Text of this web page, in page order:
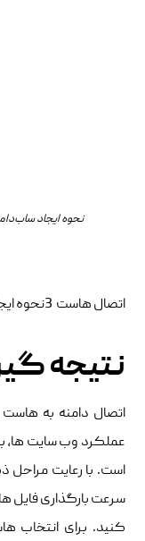
نحوه ایجاد
اتصال هاست 3نحوه ایجاد ساب‌دامنه برای هاست دانلود
نتیجه
اتصال دامنه به
عملکرد وب سایت ها،
است. با رعایت مراحل
سرعت بارگذاری فایل
کنید. برای انتخاب